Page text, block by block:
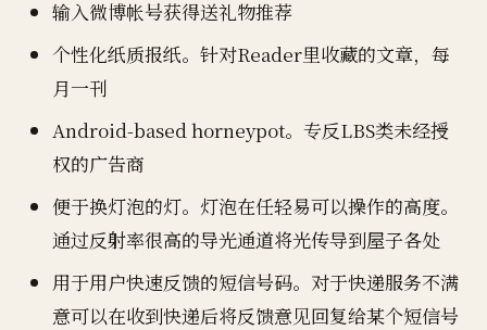
输入微博帐号获得送礼物推荐
个性化纸质报纸。针对Reader里收藏的文章，每
月一刊
Android-based horneypot。专反LBS类未经授
权的广告商
便于换灯泡的灯。灯泡在任轻易可以操作的高度。
通过反射率很高的导光通道将光传导到屋子各处
用于用户快速反馈的短信号码。对于快递服务不满
意可以在收到快递后将反馈意见回复给某个短信号